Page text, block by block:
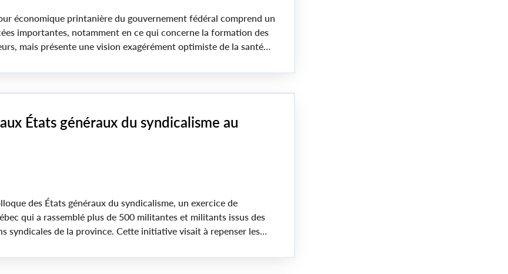
économique printanière du gouvernement fédéral comprend un
importantes, notamment en ce qui concerne la formation des
mais présente une vision exagérément optimiste de la santé
incertitude en raison des tensions commerciales avec les États-
États généraux du syndicalisme au
des États généraux du syndicalisme, un exercice de
qui a rassemblé plus de 500 militantes et militants issus des
syndicales de la province. Cette initiative visait à repenser les
et futurs.